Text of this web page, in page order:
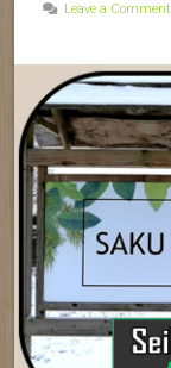
Leave a Comment